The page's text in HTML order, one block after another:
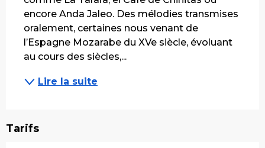
encore Anda Jaleo. Des mélodies transmises
oralement, certaines nous venant de
l’Espagne Mozarabe du XVe siècle, évoluant
au cours des siècles,...
Lire la suite
Tarifs